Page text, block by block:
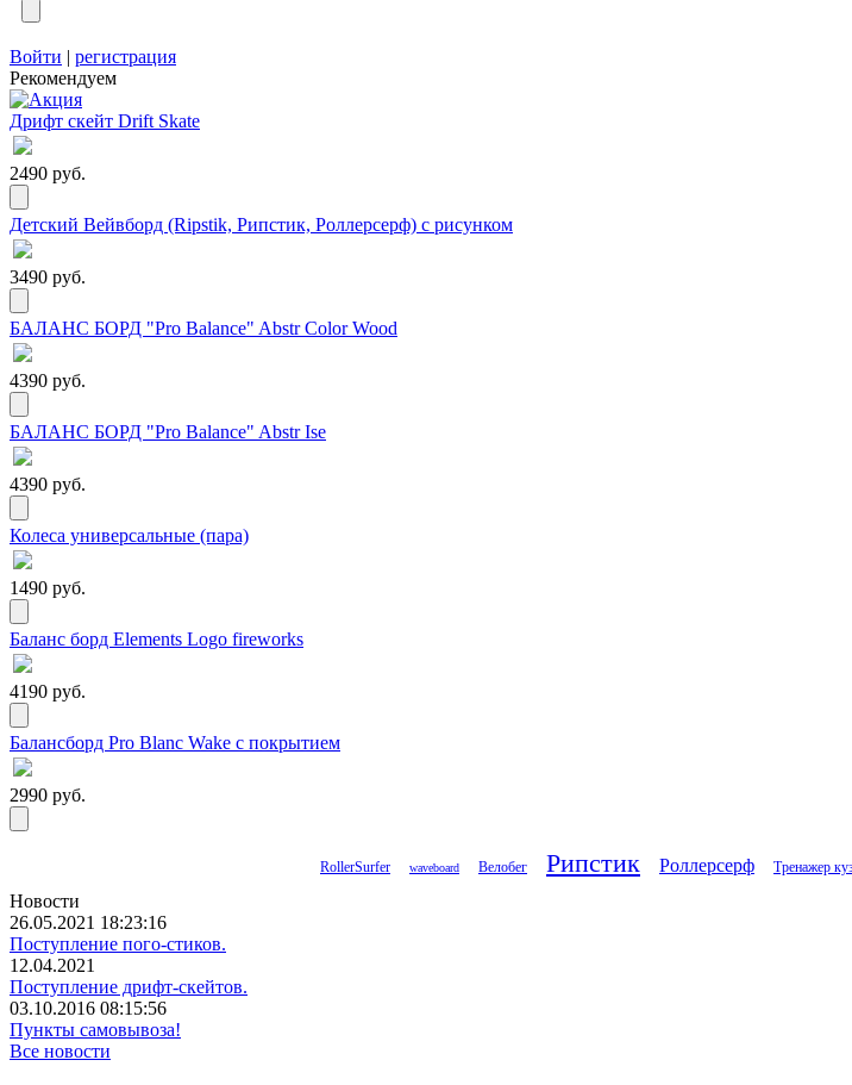
Войти | регистрация
Рекомендуем
Дрифт скейт Drift Skate
2490 руб.
Детский Вейвборд (Ripstik, Рипстик, Роллерсерф) с рисунком
3490 руб.
БАЛАНС БОРД "Pro Balance" Abstr Color Wood
4390 руб.
БАЛАНС БОРД "Pro Balance" Abstr Ise
4390 руб.
Колеса универсальные (пара)
1490 руб.
Баланс борд Elements Logo fireworks
4190 руб.
Балансборд Pro Blanc Wake с покрытием
2990 руб.
RollerSurfer waveboard Велобег Рипстик Роллерсерф Тренажер
Новости
26.05.2021 18:23:16
Поступление пого-стиков.
12.04.2021
Поступление дрифт-скейтов.
03.10.2016 08:15:56
Пункты самовывоза!
Все новости